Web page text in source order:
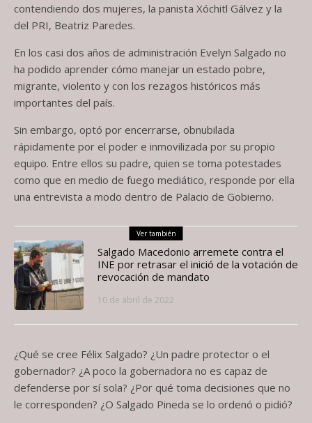
contendiendo dos mujeres, la panista Xóchitl Gálvez y la
del PRI, Beatriz Paredes.
En los casi dos años de administración Evelyn Salgado no
ha podido aprender cómo manejar un estado pobre,
migrante, violento y con los rezagos históricos más
importantes del país.
Sin embargo, optó por encerrarse, obnubilada
rápidamente por el poder e inmovilizada por su propio
equipo. Entre ellos su padre, quien se toma potestades
como que en medio de fuego mediático, responde por ella
una entrevista a modo dentro de Palacio de Gobierno.
Ver también
Salgado Macedonio arremete contra el
INE por retrasar el inició de la votación de
revocación de mandato
10 de abril de 2022
¿Qué se cree Félix Salgado? ¿Un padre protector o el
gobernador? ¿A poco la gobernadora no es capaz de
defenderse por sí sola? ¿Por qué toma decisiones que no
le corresponden? ¿O Salgado Pineda se lo ordenó o pidió?